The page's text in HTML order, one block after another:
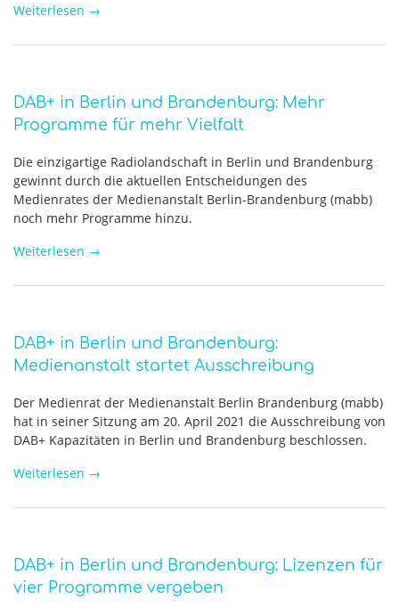
Weiterlesen →
DAB+ in Berlin und Brandenburg: Mehr
Programme für mehr Vielfalt
Die einzigartige Radiolandschaft in Berlin und Brandenburg
gewinnt durch die aktuellen Entscheidungen des
Medienrates der Medienanstalt Berlin-Brandenburg (mabb)
noch mehr Programme hinzu.
Weiterlesen →
DAB+ in Berlin und Brandenburg:
Medienanstalt startet Ausschreibung
Der Medienrat der Medienanstalt Berlin Brandenburg (mabb)
hat in seiner Sitzung am 20. April 2021 die Ausschreibung von
DAB+ Kapazitäten in Berlin und Brandenburg beschlossen.
Weiterlesen →
DAB+ in Berlin und Brandenburg: Lizenzen für
vier Programme vergeben